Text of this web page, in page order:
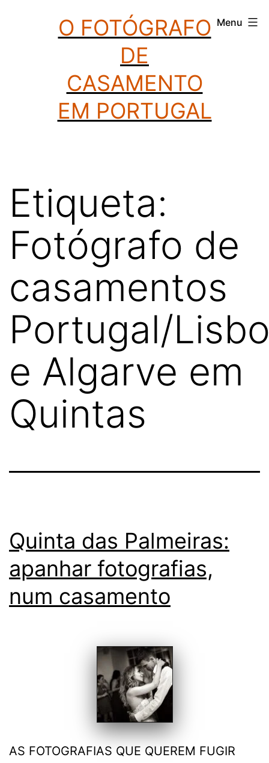
O FOTÓGRAFO
DE
CASAMENTO
EM PORTUGAL
Menu
Etiqueta:
Fotógrafo de
casamentos
Portugal/
e Algarve em
Quintas
Quinta das Palmeiras:
apanhar fotografias,
num casamento
AS FOTOGRAFIAS QUE QUEREM FUGIR